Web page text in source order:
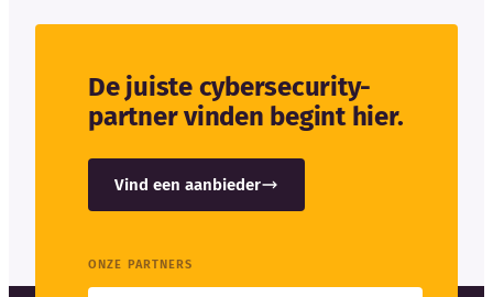
De juiste cybersecurity-
partner vinden begint hier.
Vind een aanbieder
ONZE PARTNERS